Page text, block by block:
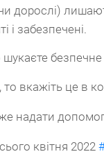
дорослі)
і забезпечені.
безпечне
то вкажіть це в
квітня 2022